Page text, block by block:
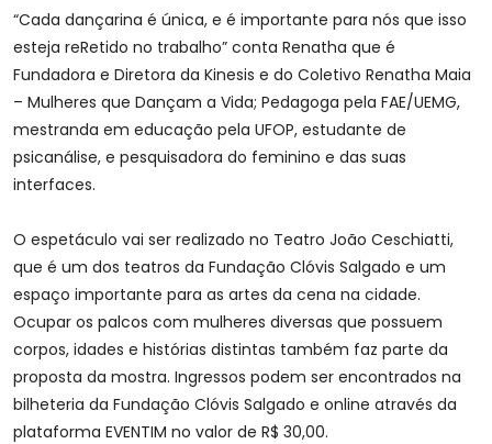
“Cada dançarina é única, e é importante para nós que isso
esteja reRetido no trabalho” conta Renatha que é
Fundadora e Diretora da Kinesis e do Coletivo Renatha Maia
– Mulheres que Dançam a Vida; Pedagoga pela FAE/UEMG,
mestranda em educação pela UFOP, estudante de
psicanálise, e pesquisadora do feminino e das suas
interfaces.
O espetáculo vai ser realizado no Teatro João Ceschiatti,
que é um dos teatros da Fundação Clóvis Salgado e um
espaço importante para as artes da cena na cidade.
Ocupar os palcos com mulheres diversas que possuem
corpos, idades e histórias distintas também faz parte da
proposta da mostra. Ingressos podem ser encontrados na
bilheteria da Fundação Clóvis Salgado e online através da
plataforma EVENTIM no valor de R$ 30,00.